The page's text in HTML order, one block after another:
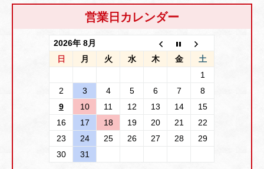
営業日カレンダー
2026年 8月
日
月 火 水 木 金
土
1
2
3 4 5 6 7
8
9
10 11 12 13 14
15
16
17 18 19 20 21
22
23
24 25 26 27 28
29
30
31